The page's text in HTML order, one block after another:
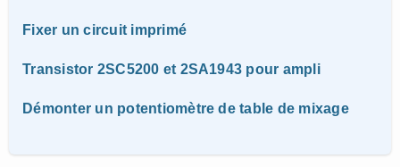
Fixer un circuit imprimé
Transistor 2SC5200 et 2SA1943 pour ampli
Démonter un potentiomètre de table de mixage